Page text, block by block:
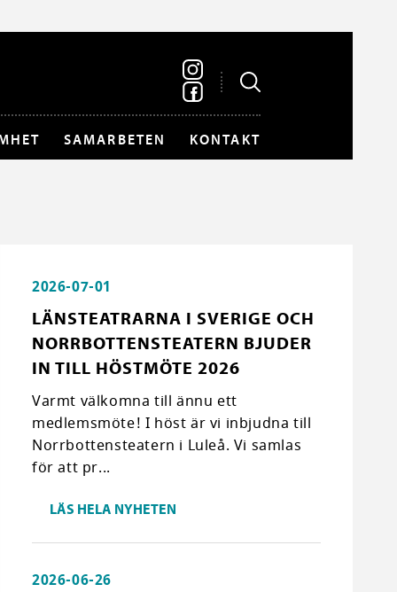
SAMARBETEN KONTAKT
2026-07-01
LÄNSTEATRARNA I SVERIGE OCH
NORRBOTTENSTEATERN BJUDER
IN TILL HÖSTMÖTE 2026
Varmt välkomna till ännu ett
medlemsmöte! I höst är vi inbjudna till
Norrbottensteatern i Luleå. Vi samlas
för att pr...
LÄS HELA NYHETEN
2026-06-26